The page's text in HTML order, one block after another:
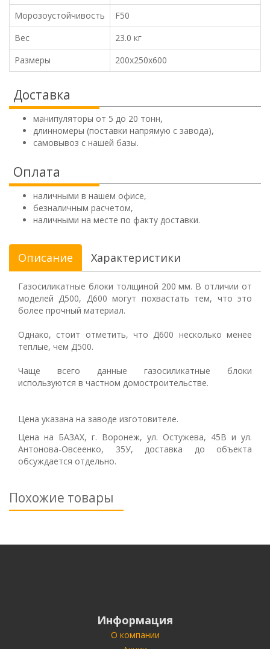
Морозоустойчивость
F50
Вес
23.0 кг
Размеры
200х250х600
Доставка
манипуляторы от 5 до 20 тонн,
длинномеры (поставки напрямую с завода),
самовывоз с нашей базы.
Оплата
наличными в нашем офисе,
безналичным расчетом,
наличными на месте по факту доставки.
Описание Характеристики
Газосиликатные блоки толщиной 200 мм. В отличии от
моделей Д500, Д600 могут похвастать тем, что это
более прочный материал.
Однако, стоит отметить, что Д600 несколько менее
теплые, чем Д500.
Чаще всего данные газосиликатные блоки
используются в частном домостроительстве.
Цена указана на заводе изготовителе.
Цена на БАЗАХ, г. Воронеж, ул. Остужева, 45В и ул.
Антонова-Овсеенко, 35У, доставка до объекта
обсуждается отдельно.
Похожие товары
Информация
О компании